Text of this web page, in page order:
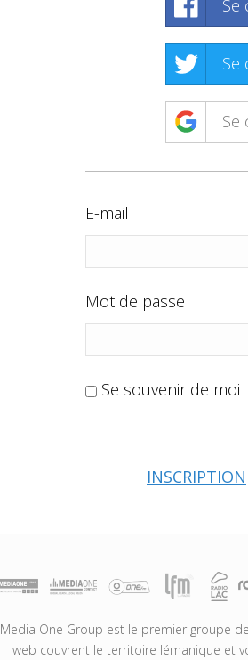
Se
Se
Se
E-mail
Mot de passe
Se souvenir de moi
INSCRIPTION
Media One Group est le premier groupe
web couvrent le territoire lémanique et